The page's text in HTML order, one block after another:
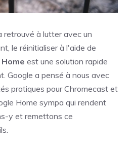
retrouvé à lutter avec un
le réinitialiser à l'aide de
est une solution rapide
Google a pensé à nous avec
pratiques pour Chromecast et
Home sympa qui rendent
y et remettons ce